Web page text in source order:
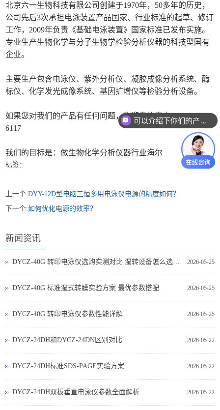
北京六一生物科技有限公司创建于1970年，50多年的历史，
公司先后3次承担电泳装置产品国家、行业标准的起草、修订
工作，2009年负责《基础电泳装置》国家标准已发布实施。
专业生产生物化学与分子生物学检验分析仪器的科技型国有
企业。
主要生产包含电泳仪、紫外分析仪、凝胶成像分析系统、酶
标仪、化学发光成像系统、基因扩增仪等检验分析设备。
如果您对我们的产品有任何问题，欢迎您的来电：400 960
6117
我们的目标是：做生物化学分析仪器行业海尔
标签：
上一个:DYY-12D型电脑三恒多用电泳仪电源的精度如何？
下一个:如何优化电源的效率？
新闻资讯
2026-05-25
DYCZ-40G 转印电泳仪选购实测对比 湿转设备怎么选不踩坑
2026-05-25
DYCZ-40G 标准湿式转膜实验方案 最优参数搭配
2026-05-25
DYCZ-40G 转印电泳仪参数性能详解
2026-05-22
DYCZ-24DH和DYCZ-24DN区别对比
2026-05-22
DYCZ-24DH标准SDS-PAGE实验方案
2026-05-22
DYCZ-24DH双板垂直电泳仪参数全面解析